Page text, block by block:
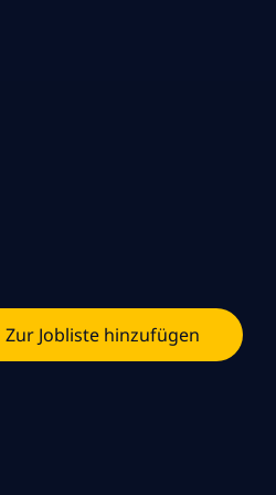
Zur Jobliste hinzufügen